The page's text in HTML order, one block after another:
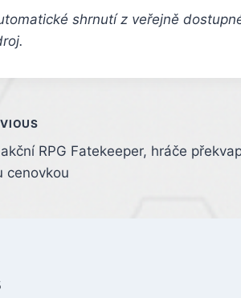
shrnutí z veřejně
RPG Fatekeeper, hráče
cenovkou